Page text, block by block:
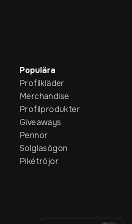
Populära
Profilkläder
Merchandise
Profilprodukter
Giveaways
Pennor
Solglasögon
Pikétröjor